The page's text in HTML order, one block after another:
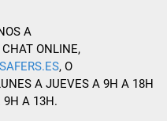
A
ONLINE,
, O
A JUEVES A 9H A 18H
9H A 13H.